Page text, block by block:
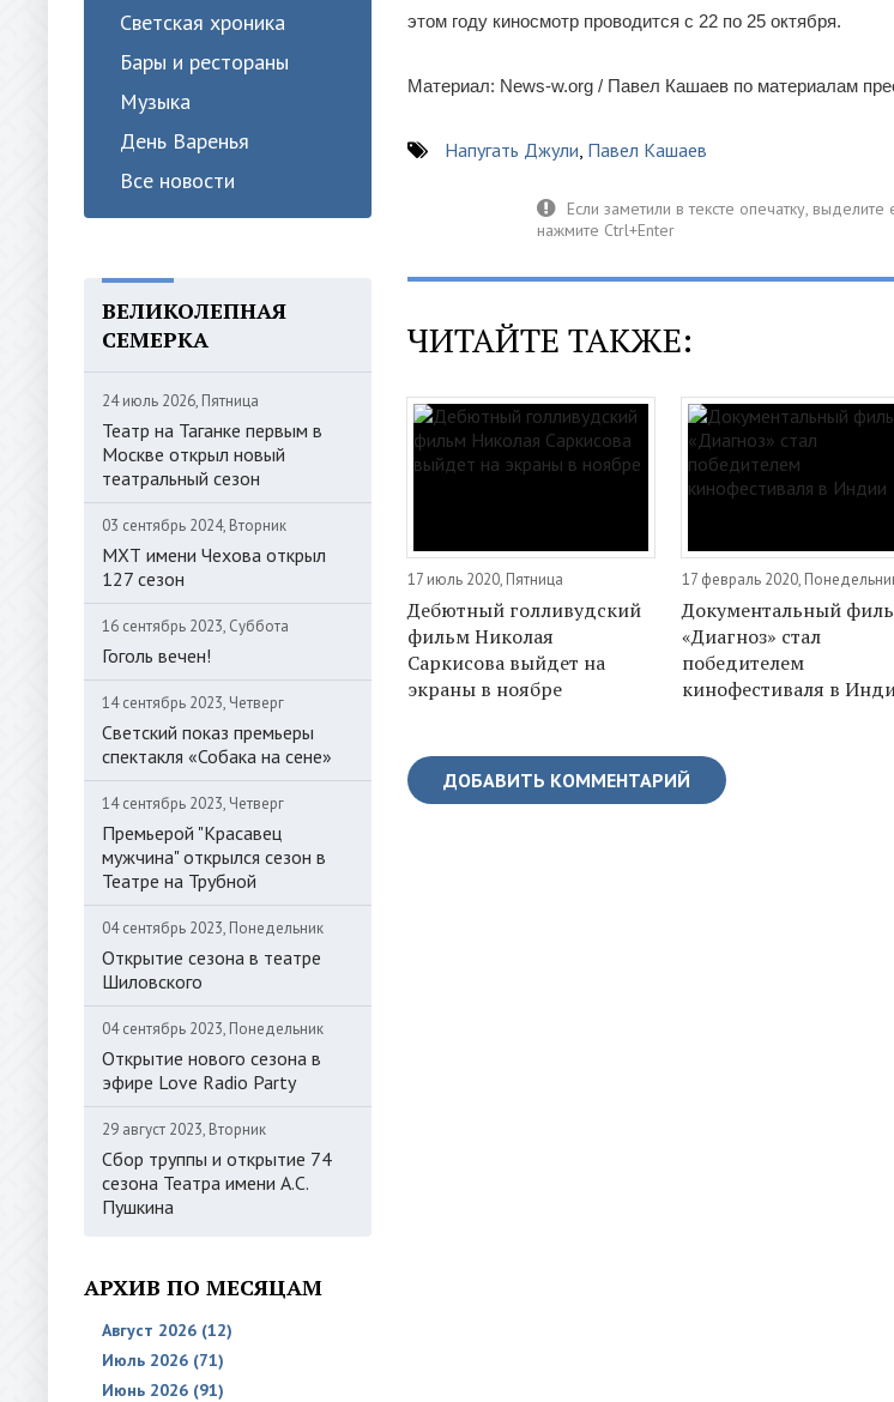
Светская хроника
Бары и рестораны
Музыка
День Варенья
Все новости
ВЕЛИКОЛЕПНАЯ
СЕМЕРКА
24 июль 2026, Пятница
Театр на Таганке первым в
Москве открыл новый
театральный сезон
03 сентябрь 2024, Вторник
МХТ имени Чехова открыл
127 сезон
16 сентябрь 2023, Суббота
Гоголь вечен!
14 сентябрь 2023, Четверг
Светский показ премьеры
спектакля «Собака на сене»
14 сентябрь 2023, Четверг
Премьерой "Красавец
мужчина" открылся сезон в
Театре на Трубной
04 сентябрь 2023, Понедельник
Открытие сезона в театре
Шиловского
04 сентябрь 2023, Понедельник
Открытие нового сезона в
эфире Love Radio Party
29 август 2023, Вторник
Сбор труппы и открытие 74
сезона Театра имени А.С.
Пушкина
АРХИВ ПО МЕСЯЦАМ
Август 2026 (12)
Июль 2026 (71)
Июнь 2026 (91)
этом году киносмотр проводится с 22 по 25 октября.
Материал: News-w.org / Павел Кашаев по материалам
Напугать Джули, Павел Кашаев
ЧИТАЙТЕ ТАКЖЕ:
17 июль 2020, Пятница
Дебютный голливудский
фильм Николая
Саркисова выйдет на
экраны в ноябре
17 февраль 2020,
Документальный
«Диагноз» стал
победителем
кинофестиваля в
ДОБАВИТЬ КОММЕНТАРИЙ